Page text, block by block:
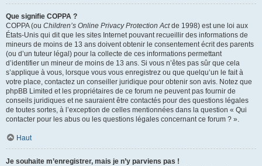
Que signifie COPPA ?
COPPA (ou Children’s Online Privacy Protection Actde 1998) est une loi aux
États-Unis qui dit que les sites Internet pouvant recueillir des informations de
mineurs de moins de 13 ans doivent obtenir le consentement écrit des parents
(ou d’un tuteur légal) pour la collecte de ces informations permettant
d’identifier un mineur de moins de 13 ans. Si vous n’êtes pas sûr que cela
s’applique à vous, lorsque vous vous enregistrez ou que quelqu’un le fait à
votre place, contactez un conseiller juridique pour obtenir son avis. Notez que
phpBB Limited et les propriétaires de ce forum ne peuvent pas fournir de
conseils juridiques et ne sauraient être contactés pour des questions légales
de toutes sortes, à l’exception de celles mentionnées dans la question « Qui
contacter pour les abus ou les questions légales concernant ce forum ? ».
Haut
Je souhaite m’enregistrer, mais je n’y parviens pas !